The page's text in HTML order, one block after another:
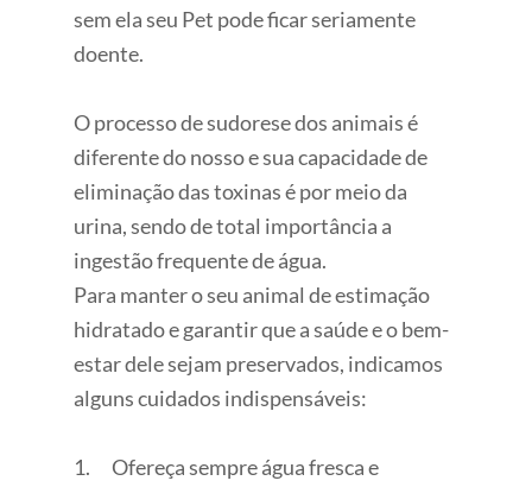
sem ela seu Pet pode ficar seriamente
doente.
O processo de sudorese dos animais é
diferente do nosso e sua capacidade de
eliminação das toxinas é por meio da
urina, sendo de total importância a
ingestão frequente de água.
Para manter o seu animal de estimação
hidratado e garantir que a saúde e o bem-
estar dele sejam preservados, indicamos
alguns cuidados indispensáveis:
1. Ofereça sempre água fresca e